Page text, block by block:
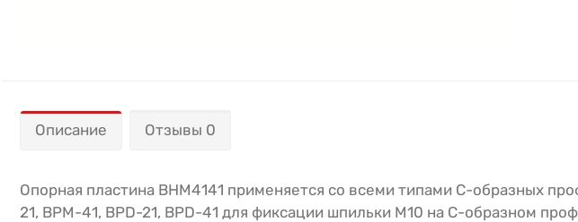
Описание Отзывы 0
Опорная пластина BHM4141 применяется со всеми типами С-образных
21, BPM-41, BPD-21, BPD-41 для фиксации шпильки М10 на С-образном